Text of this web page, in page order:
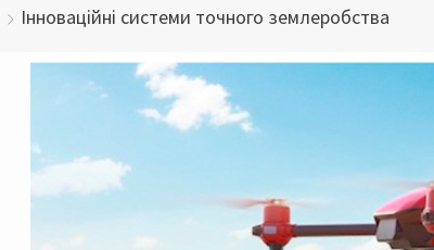
Інноваційні системи точного землеробства